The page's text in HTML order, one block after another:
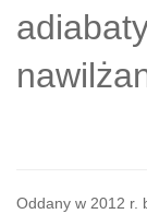
Oddany w 2012 r.